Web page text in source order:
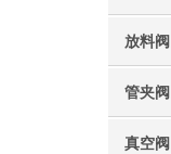
放料阀
管夹阀
真空阀